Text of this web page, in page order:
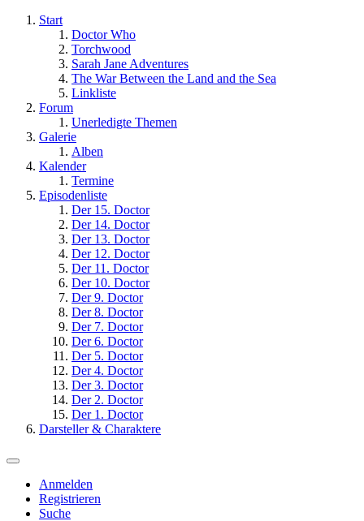
Start
Doctor Who
Torchwood
Sarah Jane Adventures
The War Between the Land and the Sea
Linkliste
Forum
Unerledigte Themen
Galerie
Alben
Kalender
Termine
Episodenliste
Der 15. Doctor
Der 14. Doctor
Der 13. Doctor
Der 12. Doctor
Der 11. Doctor
Der 10. Doctor
Der 9. Doctor
Der 8. Doctor
Der 7. Doctor
Der 6. Doctor
Der 5. Doctor
Der 4. Doctor
Der 3. Doctor
Der 2. Doctor
Der 1. Doctor
Darsteller & Charaktere
Anmelden
Registrieren
Suche